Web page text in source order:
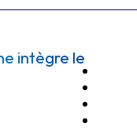
intègre le